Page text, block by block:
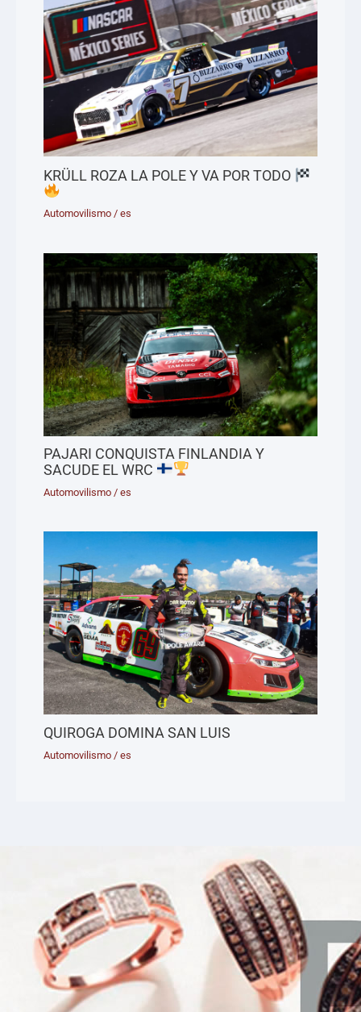
KRÜLL ROZA LA POLE Y VA POR TODO
Automovilismo /es
PAJARI CONQUISTA FINLANDIA Y
SACUDE EL WRC
Automovilismo /es
QUIROGA DOMINA SAN LUIS
Automovilismo /es